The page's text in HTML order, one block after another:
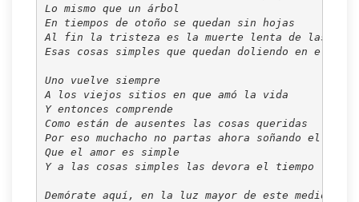
Lo mismo que un árbol
En tiempos de otoño se quedan sin hojas
Al fin la tristeza es la muerte lenta de las
Esas cosas simples que quedan doliendo en el
Uno vuelve siempre
A los viejos sitios en que amó la vida
Y entonces comprende
Como están de ausentes las cosas queridas
Por eso muchacho no partas ahora soñando el
Que el amor es simple
Y a las cosas simples las devora el tiempo
Demórate aquí, en la luz mayor de este mediodía